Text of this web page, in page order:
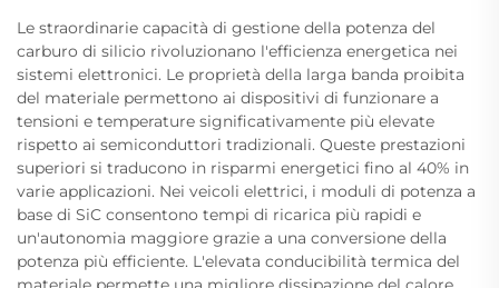
Le straordinarie capacità di gestione della potenza del
carburo di silicio rivoluzionano l'efficienza energetica nei
sistemi elettronici. Le proprietà della larga banda proibita
del materiale permettono ai dispositivi di funzionare a
tensioni e temperature significativamente più elevate
rispetto ai semiconduttori tradizionali. Queste prestazioni
superiori si traducono in risparmi energetici fino al 40% in
varie applicazioni. Nei veicoli elettrici, i moduli di potenza a
base di SiC consentono tempi di ricarica più rapidi e
un'autonomia maggiore grazie a una conversione della
potenza più efficiente. L'elevata conducibilità termica del